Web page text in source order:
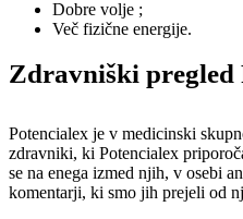
Dobre volje ;
Več fizične energije.
Zdravniški pregled
Potencialex je v medicinski
zdravniki, ki Potencialex
se na enega izmed njih, v osebi
komentarji, ki smo jih prejeli od